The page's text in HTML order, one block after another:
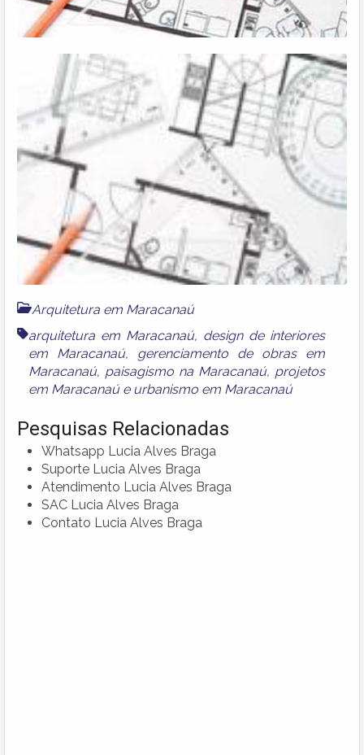
Arquitetura em Maracanaú
arquitetura em Maracanaú, design de interiores
em Maracanaú, gerenciamento de obras em
Maracanaú, paisagismo na Maracanaú, projetos
em Maracanaúe urbanismo em Maracanaú
Pesquisas Relacionadas
Whatsapp Lucia Alves Braga
Suporte Lucia Alves Braga
Atendimento Lucia Alves Braga
SAC Lucia Alves Braga
Contato Lucia Alves Braga